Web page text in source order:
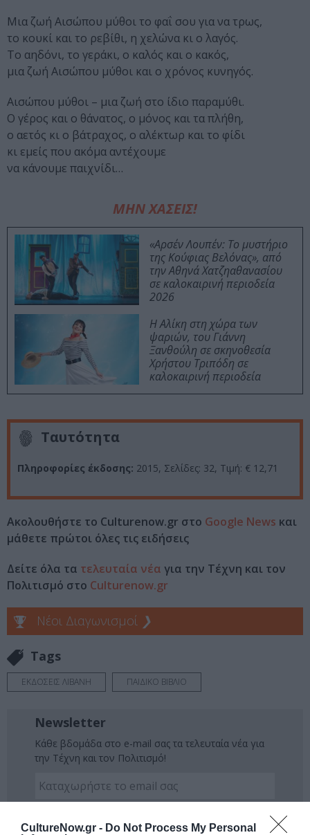
CultureNow.gr - Do Not Process My Personal
Μια ζωή Αισώπου μύθοι το φαΐ σου για να τρως,
το κουκί και το ρεβίθι, η χελώνα κι ο λαγός.
Το αηδόνι, το γεράκι, ο καλός και ο κακός,
μια ζωή Αισώπου μύθοι και ο χρόνος κυνηγός.
Αισώπου μύθοι – μια ζωή στο ίδιο παραμύθι.
Ο γέρος και ο θάνατος, ο μόνος και τα πλήθη,
ο αετός κι ο βάτραχος, ο αλέκτωρ και το φίδι
κι εμείς που ακόμα αντέχουμε
να κάνουμε παιχνίδι…
ΜΗΝ ΧΑΣΕΙΣ!
«Αρσέν Λουπέν: Το μυστήριο
της Κούφιας Βελόνας», από
την Αθηνά Χατζηαθανασίου
σε καλοκαιρινή περιοδεία
2026
Η Αλίκη στη χώρα των
ψαριών, του Γιάννη
Ξανθούλη σε σκηνοθεσία
Χρήστου Τριπόδη σε
καλοκαιρινή περιοδεία
Ταυτότητα
Πληροφορίες έκδοσης: 2015, Σελίδες: 32, Τιμή: € 12,71
Ακολουθήστε το Culturenow.gr στο Google News και
μάθετε πρώτοι όλες τις ειδήσεις
Δείτε όλα τα τελευταία νέα για την Τέχνη και τον
Πολιτισμό στο Culturenow.gr
Νέοι Διαγωνισμοί ❯
Tags
ΕΚΔΟΣΕΙΣ ΛΙΒΑΝΗ ΠΑΙΔΙΚΟ ΒΙΒΛΙΟ
Newsletter
Κάθε βδομάδα στο e-mail σας τα τελευταία νέα για
την Τέχνη και τον Πολιτισμό!